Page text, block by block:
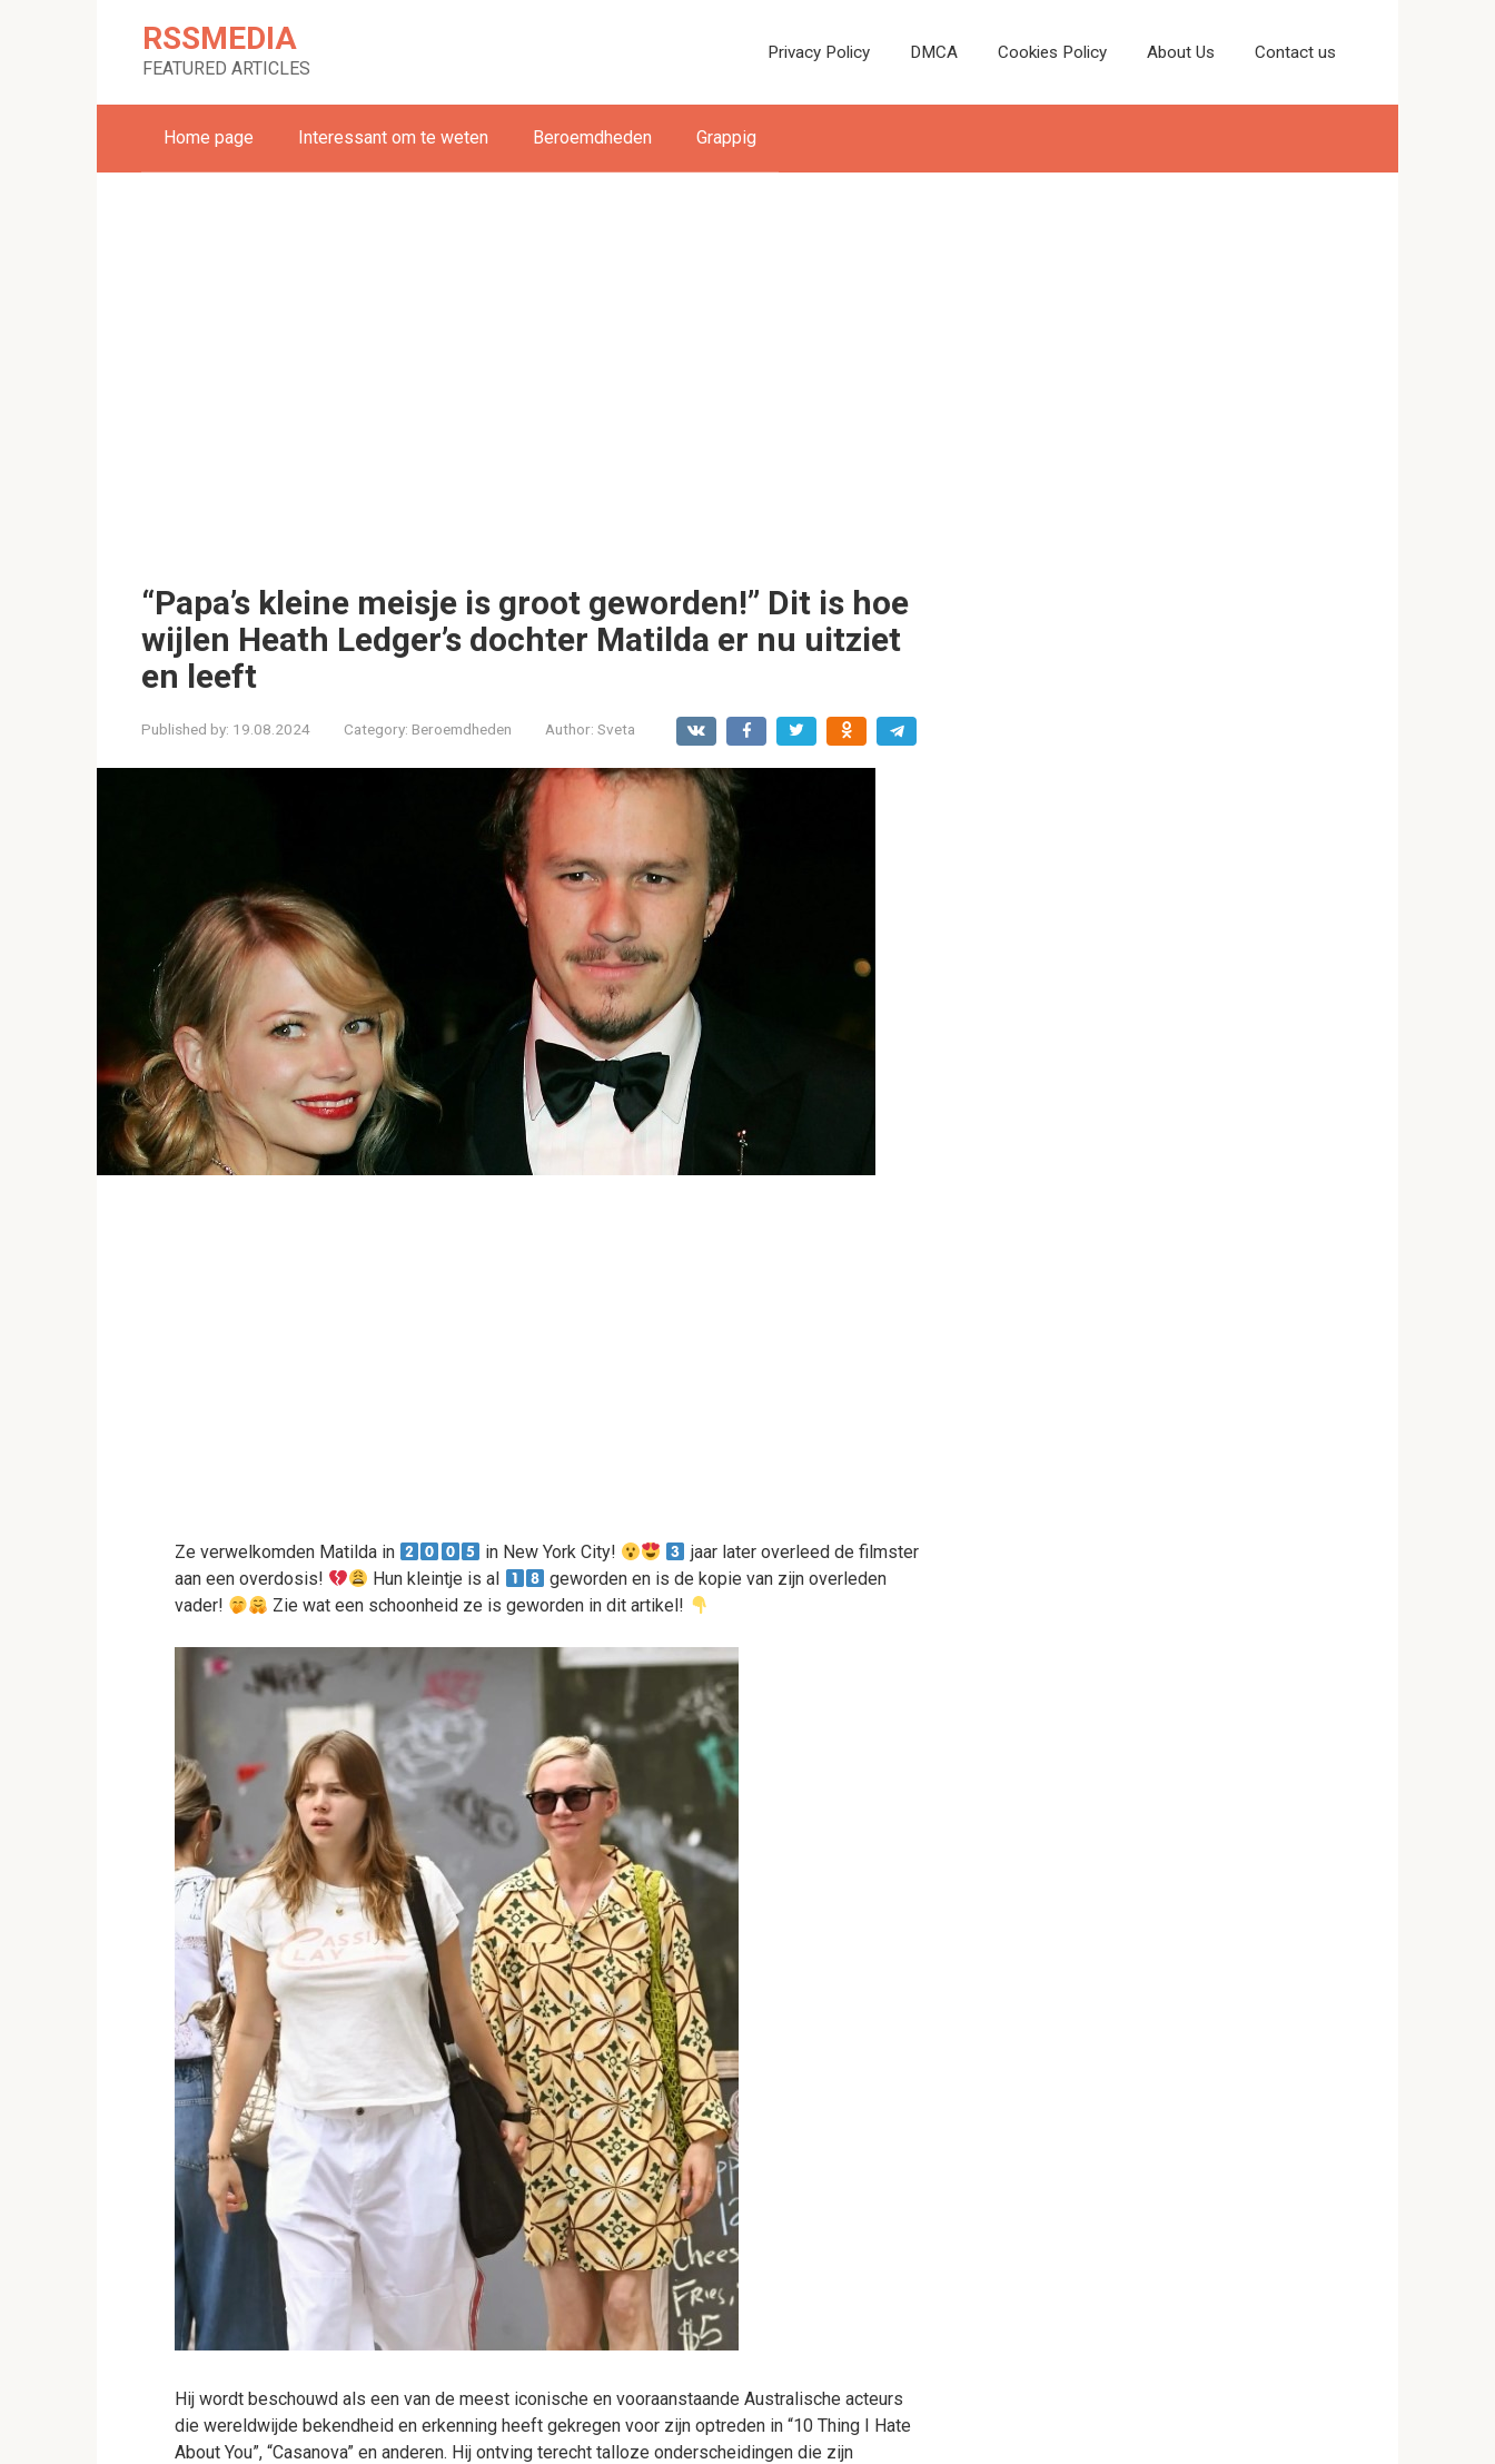
RSSMEDIA
FEATURED ARTICLES
Privacy Policy DMCA Cookies Policy About Us Contact us
Home page Interessant om te weten Beroemdheden Grappig
“Papa’s kleine meisje is groot geworden!” Dit is hoe
wijlen Heath Ledger’s dochter Matilda er nu uitziet
en leeft
Published by: 19.08.2024 Category: Beroemdheden Author: Sveta
Ze verwelkomden Matilda in in New York City!
jaar later overleed de filmster
aan een overdosis!
Hun kleintje is al
geworden en is de kopie van zijn overleden
vader!
Zie wat een schoonheid ze is geworden in dit artikel!
Hij wordt beschouwd als een van de meest iconische en vooraanstaande Australische acteurs
die wereldwijde bekendheid en erkenning heeft gekregen voor zijn optreden in “10 Thing I Hate
About You”, “Casanova” en anderen. Hij ontving terecht talloze onderscheidingen die zijn